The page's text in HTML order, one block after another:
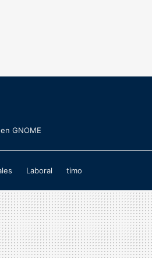
GNOME
Laboral timo